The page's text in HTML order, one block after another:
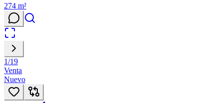
274 m²
1/19
Venta
Nuevo